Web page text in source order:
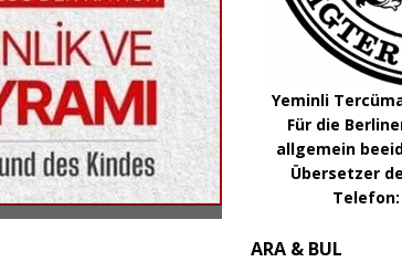
Yeminli
Für die
allgemein
Übersetzer
Telefon:
ARA & BUL